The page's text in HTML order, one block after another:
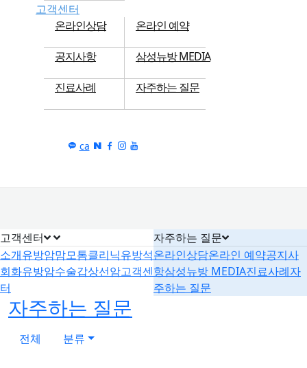
고객센터
온라인상담
온라인 예약
공지사항 삼성뉴방 MEDIA
진료사례 자주하는 질문
ca
고객센터
소개유방암맘모톰클리닉유방석
회화유방암수술갑상선암고객센
터
자주하는 질문
온라인상담온라인 예약공지사
항삼성뉴방 MEDIA진료사례자
주하는 질문
자주하는 질문
전체 분류